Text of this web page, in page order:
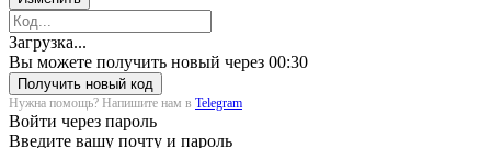
Загрузка...
Вы можете получить новый через 00:30
Получить новый код
Нужна помощь? Напишите нам в Telegram
Войти через пароль
Введите вашу почту и пароль